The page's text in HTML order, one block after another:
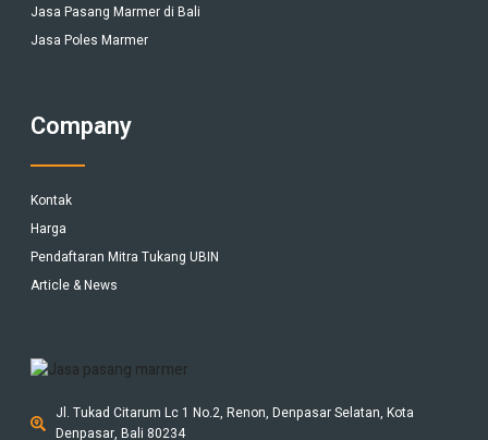
Jasa Pasang Marmer di Bali
Jasa Poles Marmer
Company
Kontak
Harga
Pendaftaran Mitra Tukang UBIN
Article & News
Jl. Tukad Citarum Lc 1 No.2, Renon, Denpasar Selatan, Kota
Denpasar, Bali 80234